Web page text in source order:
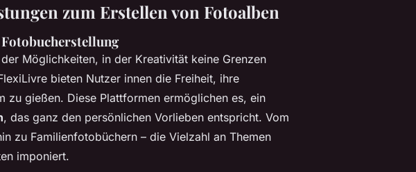
zum Erstellen von Fotoalben
Möglichkeiten, in der Kreativität keine Grenzen
bieten Nutzer innen die Freiheit, ihre
zu gießen. Diese Plattformen ermöglichen es, ein
, das ganz den persönlichen Vorlieben entspricht. Vom
zu Familienfotobüchern – die Vielzahl an Themen
imponiert.